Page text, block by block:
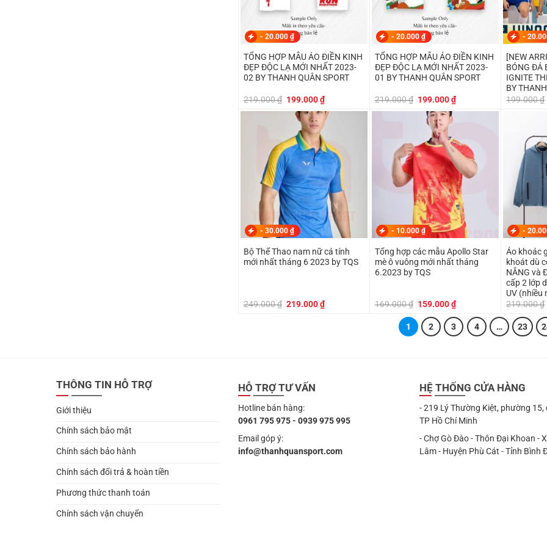
- 20.000 ₫
TỔNG HỢP MẪU ÁO ĐIỀN KINH
ĐẸP ĐỘC LẠ MỚI NHẤT 2023-
02 BY THANH QUÂN SPORT
219.000₫ Giá
219.000 ₫.
199.000₫Giá
hiện
tại
là:
199.000 ₫.
- 20.000 ₫
TỔNG HỢP MẪU ÁO ĐIỀN KINH
ĐẸP ĐỘC LẠ MỚI NHẤT 2023-
01 BY THANH QUÂN SPORT
219.000₫ Giá
219.000 ₫.
199.000₫Giá
hiện
-
[NEW
BÓNG ĐÁ
IGNITE
BY
199.000₫
- 30.000 ₫
Bộ Thể Thao nam nữ cá tính
mới nhất tháng 6 2023 by TQS
249.000₫ Giá
219.000₫Giá
hiện
- 10.000 ₫
Tổng hợp các mẫu Apollo Star
mè ô vuông mới nhất tháng
6.2023 by TQS
169.000₫ Giá
là:
169.000 ₫.
159.000₫Giá
hiện
tại
là:
159.000 ₫.
-
Áo khoác
khoát dù
NẮNG và
cấp 2 lớp dù
UV (nhiều
219.000₫
1 2 3 4 … 23
THÔNG TIN HỖ TRỢ
Giới thiệu
Chính sách bảo mật
Chính sách bảo hành
Chính sách đổi trả & hoàn tiền
Phương thức thanh toán
Chính sách vận chuyển
HỖ TRỢ TƯ VẤN
Hotline bán hàng:
0961 795 975 - 0939 975 995
Email góp ý:
info@thanhquansport.com
HỆ THỐNG CỬA HÀNG
- 219 Lý Thường Kiệt, phường 15,
TP Hồ Chí Minh
- Chợ Gò Đào - Thôn Đại Khoan -
Lâm - Huyện Phù Cát - Tỉnh Bình